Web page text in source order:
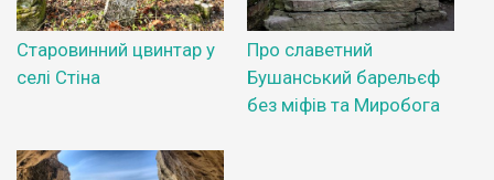
Старовинний цвинтар у
селі Стіна
Про славетний
Бушанський барельєф
без міфів та Миробога